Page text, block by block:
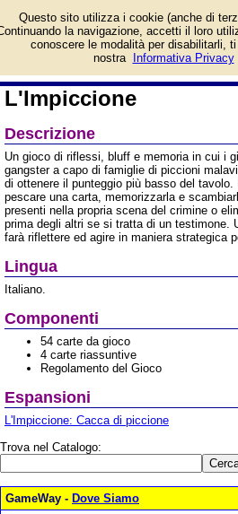
L'Impiccione
Descrizione
Un gioco di riflessi, bluff e memoria in cui i
gangster a capo di famiglie di piccioni
di ottenere il punteggio più basso del
pescare una carta, memorizzarla e
presenti nella propria scena del crimine o
prima degli altri se si tratta di un testimone.
farà riflettere ed agire in maniera strategica
Lingua
Italiano.
Componenti
54 carte da gioco
4 carte riassuntive
Regolamento del Gioco
Espansioni
L'Impiccione: Cacca di piccione
Trova nel Catalogo:
GameWay - Dove Siamo
Questo sito utilizza i cookie (anche di
la navigazione, accetti il loro
conoscere le modalità per disabilitarli,
nostra
Informativa Privacy